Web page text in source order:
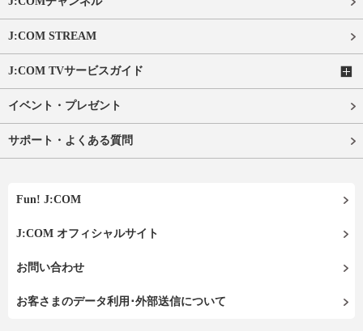
J:COM STREAM
J:COM TVサービスガイド
イベント・プレゼント
サポート・よくある質問
Fun! J:COM
J:COM オフィシャルサイト
お問い合わせ
お客さまのデータ利用･外部送信について